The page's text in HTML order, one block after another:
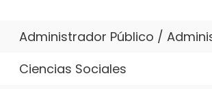
Administrador Público /
Ciencias Sociales